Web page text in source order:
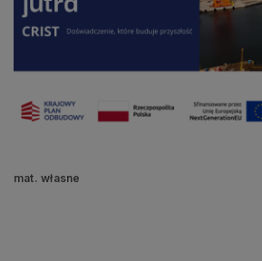
mat. własne